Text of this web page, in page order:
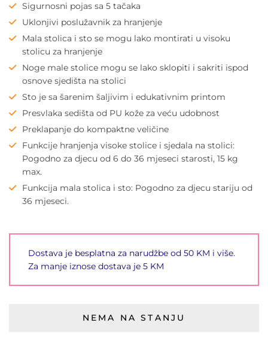
Sigurnosni pojas sa 5 tačaka
Uklonjivi poslužavnik za hranjenje
Mala stolica i sto se mogu lako montirati u visoku
stolicu za hranjenje
Noge male stolice mogu se lako sklopiti i sakriti ispod
osnove sjedišta na stolici
Sto je sa šarenim šaljivim i edukativnim printom
Presvlaka sedišta od PU kože za veću udobnost
Preklapanje do kompaktne veličine
Funkcije hranjenja visoke stolice i sjedala na stolici:
Pogodno za djecu od 6 do 36 mjeseci starosti, 15 kg
max.
Funkcija mala stolica i sto: Pogodno za djecu stariju od
36 mjeseci.
Dostava je besplatna za narudžbe od 50 KM i više.
Za manje iznose dostava je 5 KM
NEMA NA STANJU